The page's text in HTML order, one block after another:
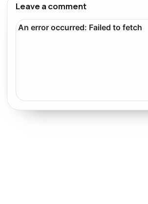
Leave a comment